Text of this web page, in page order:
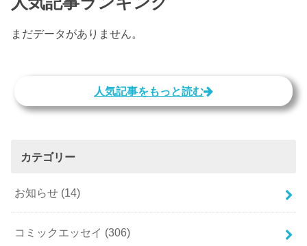
まだデータがありません。
人気記事をもっと読む
カテゴリー
お知らせ (14)
コミックエッセイ (306)